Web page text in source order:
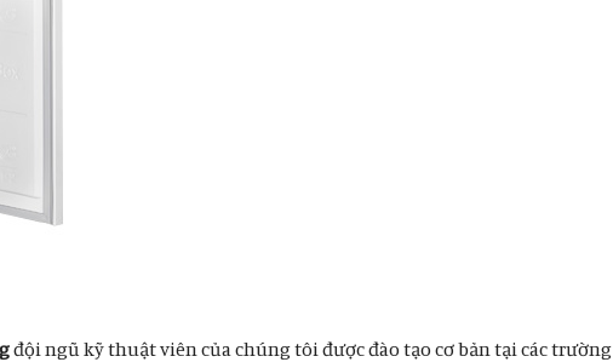
đội ngũ kỹ thuật viên của chúng tôi được đào tạo cơ bản tại các trường